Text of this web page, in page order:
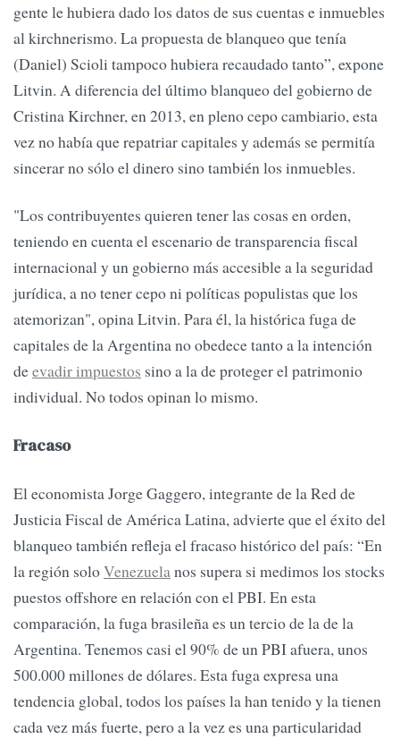
gente le hubiera dado los datos de sus cuentas e inmuebles
al kirchnerismo. La propuesta de blanqueo que tenía
(Daniel) Scioli tampoco hubiera recaudado tanto”, expone
Litvin. A diferencia del último blanqueo del gobierno de
Cristina Kirchner, en 2013, en pleno cepo cambiario, esta
vez no había que repatriar capitales y además se permitía
sincerar no sólo el dinero sino también los inmuebles.
"Los contribuyentes quieren tener las cosas en orden,
teniendo en cuenta el escenario de transparencia fiscal
internacional y un gobierno más accesible a la seguridad
jurídica, a no tener cepo ni políticas populistas que los
atemorizan", opina Litvin. Para él, la histórica fuga de
capitales de la Argentina no obedece tanto a la intención
deevadir impuestos sino a la de proteger el patrimonio
individual. No todos opinan lo mismo.
Fracaso
El economista Jorge Gaggero, integrante de la Red de
Justicia Fiscal de América Latina, advierte que el éxito del
blanqueo también refleja el fracaso histórico del país: “En
la región soloVenezuelanos supera si medimos los stocks
puestos offshore en relación con el PBI. En esta
comparación, la fuga brasileña es un tercio de la de la
Argentina. Tenemos casi el 90% de un PBI afuera, unos
500.000 millones de dólares. Esta fuga expresa una
tendencia global, todos los países la han tenido y la tienen
cada vez más fuerte, pero a la vez es una particularidad